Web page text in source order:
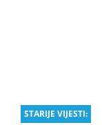
STARIJE VIJESTI: